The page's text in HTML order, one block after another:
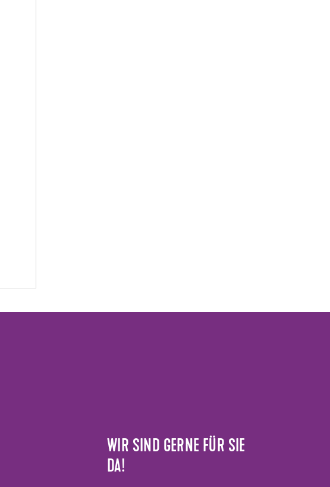
WIR SIND GERNE FÜR SIE
DA!